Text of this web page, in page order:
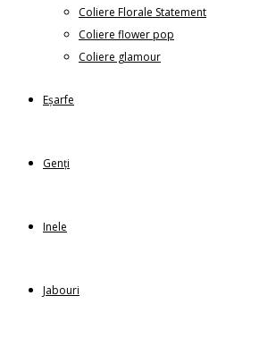
Coliere Florale Statement
Coliere flower pop
Coliere glamour
Eșarfe
Genți
Inele
Jabouri